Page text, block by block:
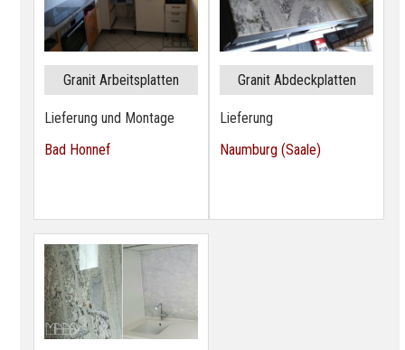
Granit Arbeitsplatten
Lieferung und Montage
Bad Honnef
Granit Abdeckplatten
Lieferung
Naumburg (Saale)